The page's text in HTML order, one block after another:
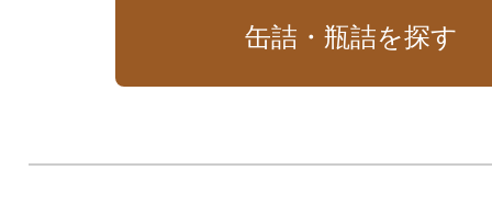
缶詰・瓶詰を探す